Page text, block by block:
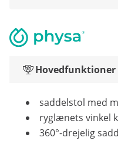
Hovedfunktioner
saddelstol med
ryglænets vinkel
360°-drejelig